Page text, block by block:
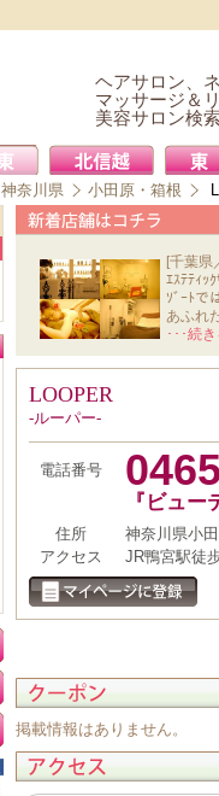
ヘアサロン、
マッサージ＆
美容サロン検
神奈川県 小田原・箱根
[千葉県
ｴｽﾃﾃｨｯ
ｿﾞｰﾄで
あふれ
と心か
･･･続
LOOPER
-ルーパー-
電話番号
『ビュ
住所
神奈川県小
アクセス
JR鴨宮駅徒
掲載情報はありません。